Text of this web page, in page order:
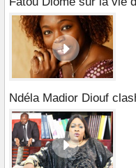
Ndéla Madior Diouf